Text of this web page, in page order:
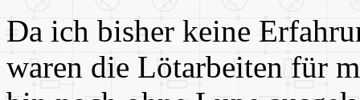
Da ich bisher keine
waren die Lötarbeiten für